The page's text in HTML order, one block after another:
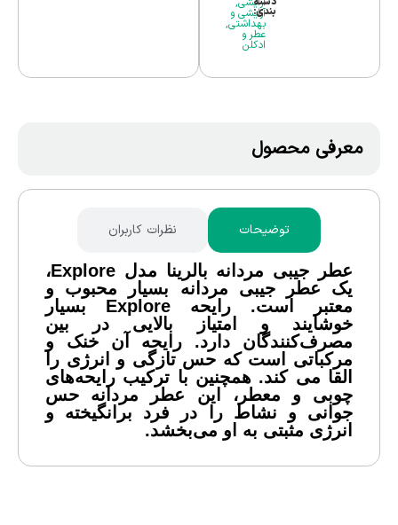
آرایشی و
بهداشتی,
عطر و
ادکلن
بندی:
معرفی محصول
توضیحات نظرات کاربران
عطر جیبی مردانه بالرینا مدل Explore،
یک عطر جیبی مردانه بسیار محبوب و
معتبر است. رایحه Explore بسیار
خوشایند و امتیاز بالایی در بین
مصرف‌کنندگان دارد. رایحه آن خنک و
مرکباتی است که حس تازگی و انرژی را
القا می کند. همچنین با ترکیب رایحه‌های
چوبی و معطر، این عطر مردانه حس
جوانی و نشاط را در فرد برانگیخته و
انرژی مثبتی به او می‌بخشد.